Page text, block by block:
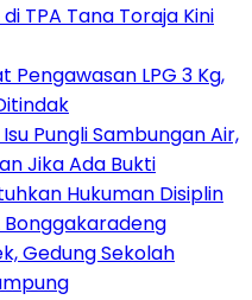
TPA Tana Toraja Kini
LPG 3 Kg,
Pungli Sambungan Air,
Jika Ada Bukti
Hukuman Disiplin
Bonggakaradeng
Gedung Sekolah